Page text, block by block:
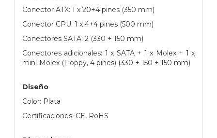
Conector ATX: 1 x 20+4 pines (350 mm)
Conector CPU: 1 x 4+4 pines (500 mm)
Conectores SATA: 2 (330 + 150 mm)
Conectores adicionales: 1 x SATA + 1 x Molex + 1 x
mini-Molex (Floppy, 4 pines) (330 + 150 + 150 mm)
Diseño
Color: Plata
Certificaciones: CE, RoHS